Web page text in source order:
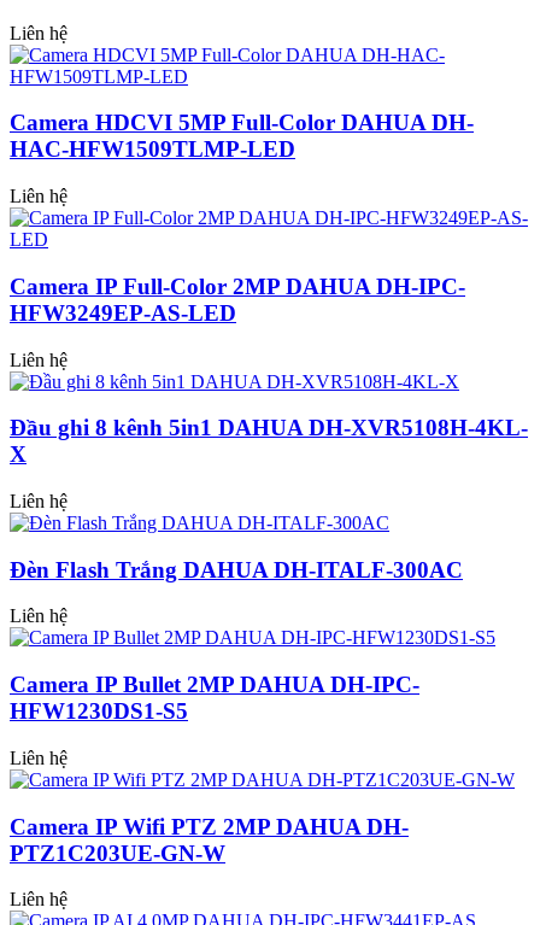
Liên hệ
Camera HDCVI 5MP Full-Color DAHUA DH-
HAC-HFW1509TLMP-LED
Liên hệ
Camera IP Full-Color 2MP DAHUA DH-IPC-
HFW3249EP-AS-LED
Liên hệ
Đầu ghi 8 kênh 5in1 DAHUA DH-XVR5108H-4KL-
X
Liên hệ
Đèn Flash Trắng DAHUA DH-ITALF-300AC
Liên hệ
Camera IP Bullet 2MP DAHUA DH-IPC-
HFW1230DS1-S5
Liên hệ
Camera IP Wifi PTZ 2MP DAHUA DH-
PTZ1C203UE-GN-W
Liên hệ